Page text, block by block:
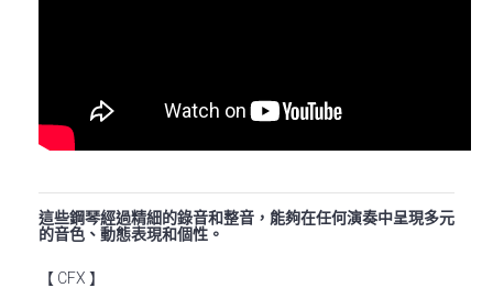
這些鋼琴經過精細的錄音和整音，能夠在任何演奏中呈現多元
的音色、動態表現和個性。
【 CFX 】